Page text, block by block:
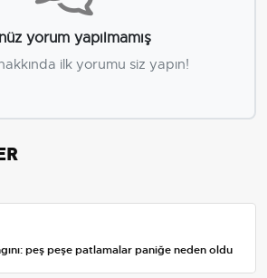
yorum yapılmamış
ilk yorumu siz yapın!
peş peşe patlamalar paniğe neden oldu